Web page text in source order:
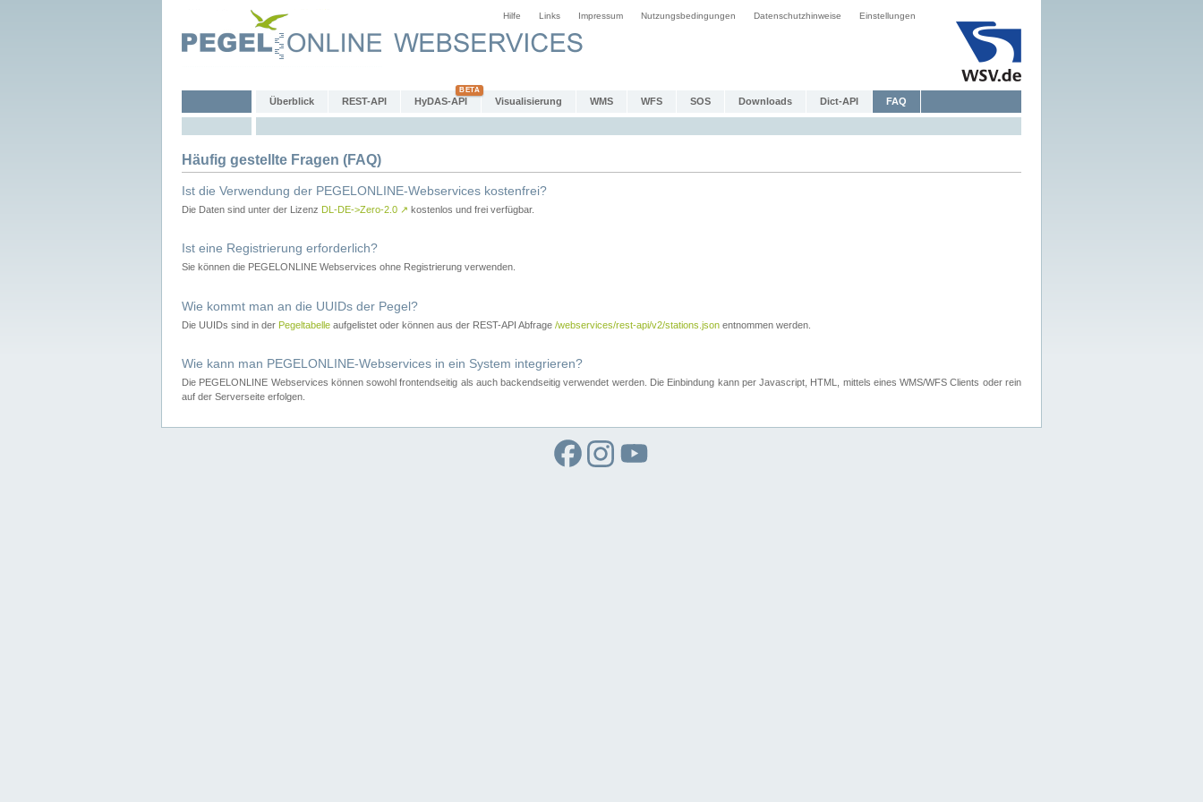
Hilfe Links Impressum Nutzungsbedingungen Datenschutzhinweise Einstellungen
Überblick REST-API HyDAS-API Visualisierung WMS WFS SOS Downloads Dict-API FAQ
Häufig gestellte Fragen (FAQ)
Ist die Verwendung der PEGELONLINE-Webservices kostenfrei?
Die Daten sind unter der Lizenz DL-DE->Zero-2.0 ↗ kostenlos und frei verfügbar.
Ist eine Registrierung erforderlich?
Sie können die PEGELONLINE Webservices ohne Registrierung verwenden.
Wie kommt man an die UUIDs der Pegel?
Die UUIDs sind in der Pegeltabelle aufgelistet oder können aus der REST-API Abfrage /webservices/rest-api/v2/stations.json entnommen werden.
Wie kann man PEGELONLINE-Webservices in ein System integrieren?
Die PEGELONLINE Webservices können sowohl frontendseitig als auch backendseitig verwendet werden. Die Einbindung kann per Javascript, HTML, mittels eines WMS/WFS Clients oder rein
auf der Serverseite erfolgen.